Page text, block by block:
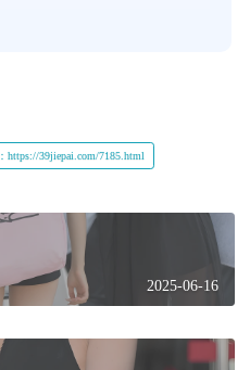
https://39jiepai.com/7185.html
2025-06-16